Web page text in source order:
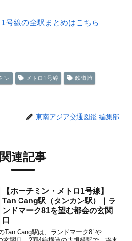
号線の全駅まとめはこちら
ン メトロ1号線
鉄道旅
東南アジア交通図鑑 編集部
関連記事
【ホーチミン・メトロ1号線】
Tan Cang駅（タンカン駅）｜ラ
ンドマーク81を望む都会の玄関
口
Tan Cang駅は、ランドマーク81や